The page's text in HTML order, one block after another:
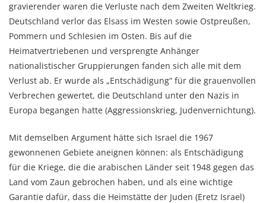
gravierender waren die Verluste nach dem Zweiten Weltkrieg.
Deutschland verlor das Elsass im Westen sowie Ostpreußen,
Pommern und Schlesien im Osten. Bis auf die
Heimatvertriebenen und versprengte Anhänger
nationalistischer Gruppierungen fanden sich alle mit dem
Verlust ab. Er wurde als „Entschädigung“ für die grauenvollen
Verbrechen gewertet, die Deutschland unter den Nazis in
Europa begangen hatte (Aggressionskrieg, Judenvernichtung).
Mit demselben Argument hätte sich Israel die 1967
gewonnenen Gebiete aneignen können: als Entschädigung
für die Kriege, die die arabischen Länder seit 1948 gegen das
Land vom Zaun gebrochen haben, und als eine wichtige
Garantie dafür, dass die Heimstätte der Juden (Eretz Israel)